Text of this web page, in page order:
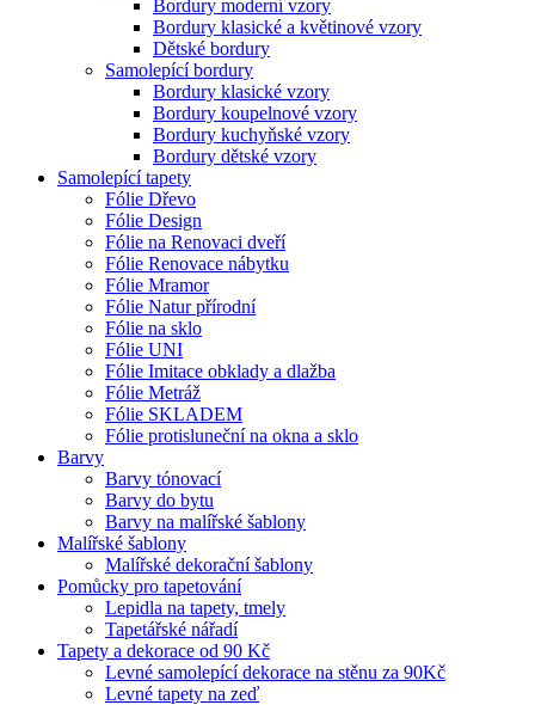
Bordury moderní vzory
Bordury klasické a květinové vzory
Dětské bordury
Samolepící bordury
Bordury klasické vzory
Bordury koupelnové vzory
Bordury kuchyňské vzory
Bordury dětské vzory
Samolepící tapety
Fólie Dřevo
Fólie Design
Fólie na Renovaci dveří
Fólie Renovace nábytku
Fólie Mramor
Fólie Natur přírodní
Fólie na sklo
Fólie UNI
Fólie Imitace obklady a dlažba
Fólie Metráž
Fólie SKLADEM
Fólie protisluneční na okna a sklo
Barvy
Barvy tónovací
Barvy do bytu
Barvy na malířské šablony
Malířské šablony
Malířské dekorační šablony
Pomůcky pro tapetování
Lepidla na tapety, tmely
Tapetářské nářadí
Tapety a dekorace od 90 Kč
Levné samolepící dekorace na stěnu za 90Kč
Levné tapety na zeď